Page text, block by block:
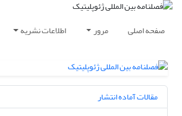
صفحه اصلی مرور اطلاعات نشریه
مقالات آماده انتشار